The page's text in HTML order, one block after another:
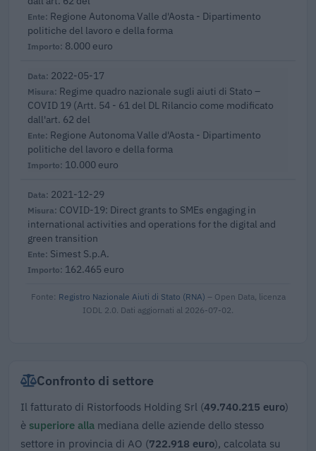
Regione Autonoma Valle d'Aosta - Dipartimento
politiche del lavoro e della forma
8.000 euro
2022-05-17
Regime quadro nazionale sugli aiuti di Stato –
COVID 19 (Artt. 54 - 61 del DL Rilancio come modificato
dall'art. 62 del
Regione Autonoma Valle d'Aosta - Dipartimento
politiche del lavoro e della forma
10.000 euro
2021-12-29
COVID-19: Direct grants to SMEs engaging in
international activities and operations for the digital and
green transition
Simest S.p.A.
162.465 euro
Fonte: Registro Nazionale Aiuti di Stato (RNA) – Open Data, licenza
IODL 2.0. Dati aggiornati al 2026-07-02.
Confronto di settore
Il fatturato di Ristorfoods Holding Srl (49.740.215 euro)
è superiore alla mediana delle aziende dello stesso
settore in provincia di AO (722.918 euro), calcolata su